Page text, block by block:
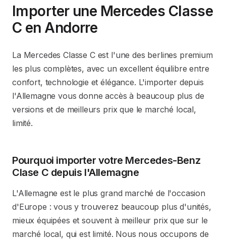
Importer une Mercedes Classe
C en Andorre
La Mercedes Classe C est l'une des berlines premium
les plus complètes, avec un excellent équilibre entre
confort, technologie et élégance. L'importer depuis
l'Allemagne vous donne accès à beaucoup plus de
versions et de meilleurs prix que le marché local,
limité.
Pourquoi importer votre Mercedes-Benz
Clase C depuis l'Allemagne
L'Allemagne est le plus grand marché de l'occasion
d'Europe : vous y trouverez beaucoup plus d'unités,
mieux équipées et souvent à meilleur prix que sur le
marché local, qui est limité. Nous nous occupons de